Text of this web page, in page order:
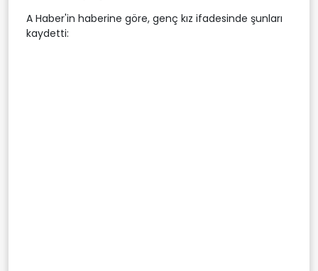
A Haber'in haberine göre, genç kız ifadesinde şunları
kaydetti: